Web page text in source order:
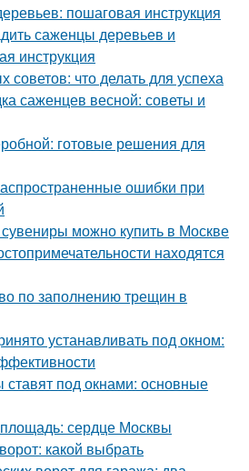
пошаговая инструкция
саженцы деревьев и
инструкция
что делать для успеха
саженцев весной: советы и
готовые решения для
ошибки при
можно купить в Москве
находятся
по заполнению трещин в
устанавливать под окном:
под окнами: основные
сердце Москвы
какой выбрать